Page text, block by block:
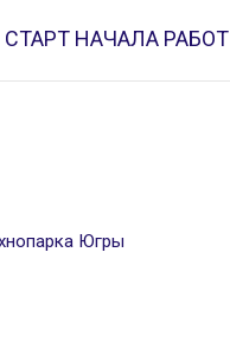
НАЧАЛА РАБОТ
Югры